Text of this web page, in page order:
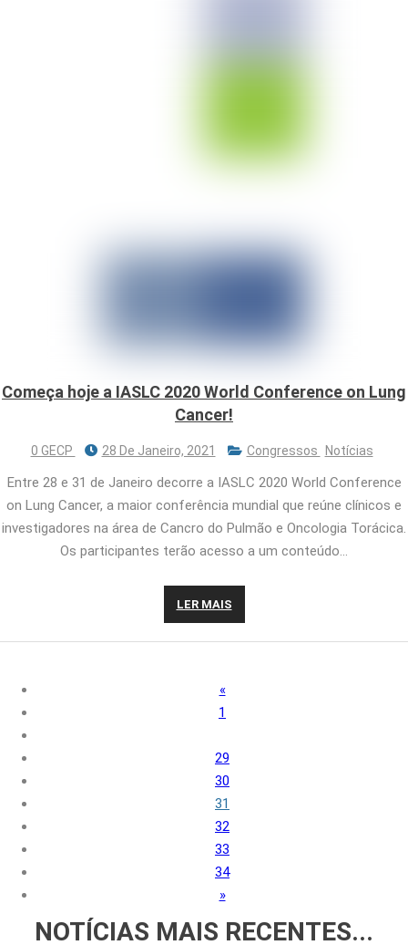
Começa hoje a IASLC 2020 World Conference on Lung
Cancer!
0 GECP 28 De Janeiro, 2021 Congressos Notícias
Entre 28 e 31 de Janeiro decorre a IASLC 2020 World Conference
on Lung Cancer, a maior conferência mundial que reúne clínicos e
investigadores na área de Cancro do Pulmão e Oncologia Torácica.
Os participantes terão acesso a um conteúdo…
LER MAIS
«
1
29
30
31
32
33
34
»
NOTÍCIAS MAIS RECENTES...